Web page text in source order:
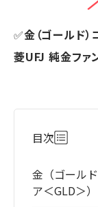
✅金（ゴールド）
菱UFJ 純金ファ
目次
金（ゴール
ア＜GLD＞）